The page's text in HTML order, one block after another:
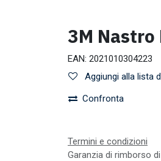
3M
EAN: 2021010304223
Aggiungi alla lista
Confronta
Termini e condizioni
Garanzia di rimborso